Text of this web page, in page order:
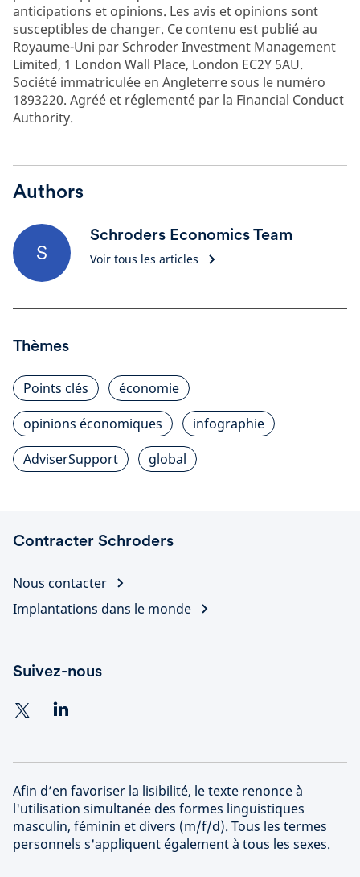
anticipations et opinions. Les avis et opinions sont
susceptibles de changer. Ce contenu est publié au
Royaume-Uni par Schroder Investment Management
Limited, 1 London Wall Place, London EC2Y 5AU.
Société immatriculée en Angleterre sous le numéro
1893220. Agréé et réglementé par la Financial Conduct
Authority.
Authors
S
Schroders Economics Team
Voir tous les articles
Thèmes
Points clés
économie
opinions économiques
infographie
AdviserSupport
global
Contracter Schroders
Nous contacter
Implantations dans le monde
Suivez-nous
Afin d’en favoriser la lisibilité, le texte renonce à
l'utilisation simultanée des formes linguistiques
masculin, féminin et divers (m/f/d). Tous les termes
personnels s'appliquent également à tous les sexes.